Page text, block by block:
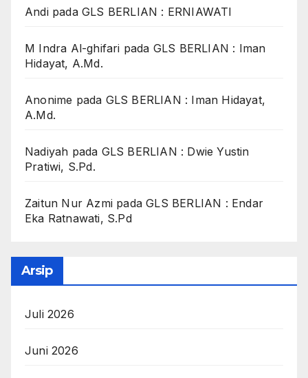
AndipadaGLS BERLIAN : ERNIAWATI
M Indra Al-ghifari pada GLS BERLIAN : Iman
Hidayat, A.Md.
Anonime pada GLS BERLIAN : Iman Hidayat,
A.Md.
Nadiyah pada GLS BERLIAN : Dwie Yustin
Pratiwi, S.Pd.
Zaitun Nur Azmi padaGLS BERLIAN : Endar
Eka Ratnawati, S.Pd
Arsip
Juli 2026
Juni 2026